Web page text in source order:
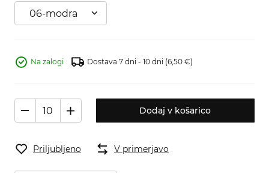
06-modra
Na zalogi Dostava 7 dni - 10 dni (6,50 €)
Dodaj v košarico
Priljubljeno V primerjavo